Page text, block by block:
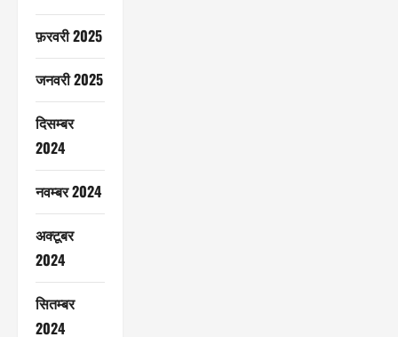
फ़रवरी 2025
जनवरी 2025
दिसम्बर
2024
नवम्बर 2024
अक्टूबर
2024
सितम्बर
2024